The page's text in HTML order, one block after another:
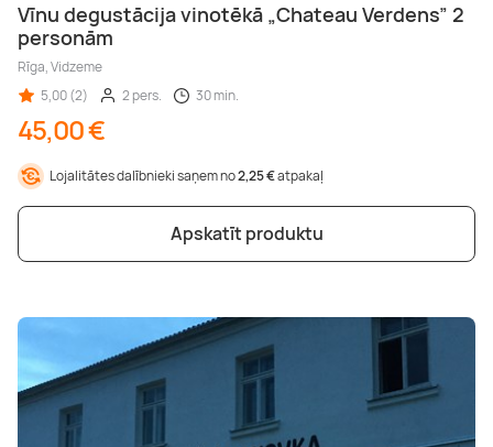
Vīnu degustācija vinotēkā „Chateau Verdens” 2
personām
Rīga, Vidzeme
5,00 (2)
2 pers. 30 min.
45,00 €
Lojalitātes dalībnieki saņem no2,25 €atpakaļ
Apskatīt produktu